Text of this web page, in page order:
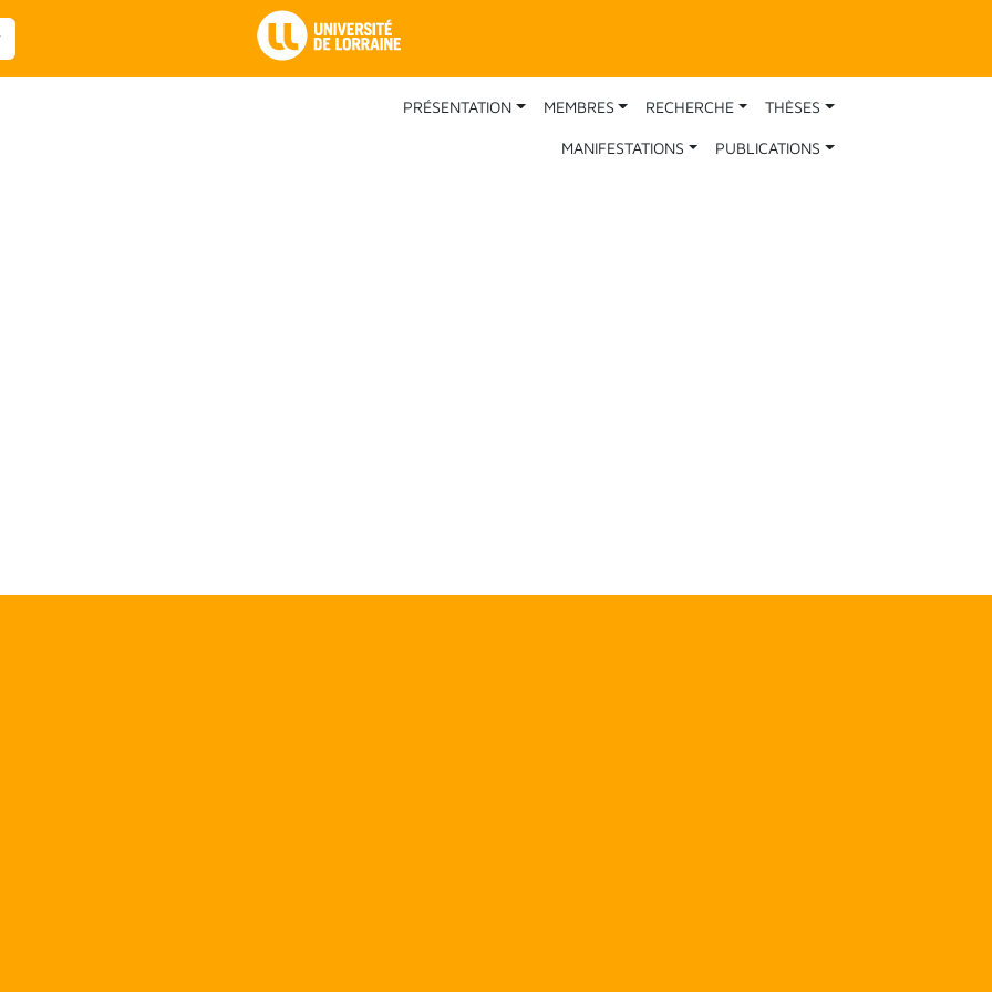
Main NavigationPRÉSENTATION MEMBRES RECHERCHE THÈSES
MANIFESTATIONS PUBLICATIONS